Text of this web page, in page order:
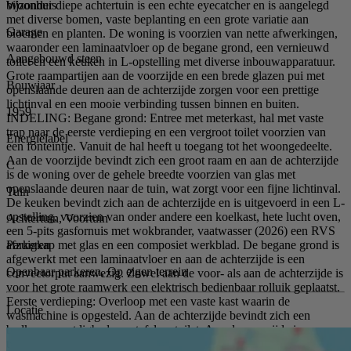
bijzonder diepe achtertuin is een echte eyecatcher en is aangelegd
met diverse bomen, vaste beplanting en een grote variatie aan
bloemen en planten. De woning is voorzien van nette afwerkingen,
waaronder een laminaatvloer op de begane grond, een vernieuwd
toilet en een keuken in L-opstelling met diverse inbouwapparatuur.
Grote raampartijen aan de voorzijde en een brede glazen pui met
openslaande deuren aan de achterzijde zorgen voor een prettige
lichtinval en een mooie verbinding tussen binnen en buiten.
INDELING: Begane grond: Entree met meterkast, hal met vaste
trap naar de eerste verdieping en een vergroot toilet voorzien van
een fonteintje. Vanuit de hal heeft u toegang tot het woongedeelte.
Aan de voorzijde bevindt zich een groot raam en aan de achterzijde
is de woning over de gehele breedte voorzien van glas met
openslaande deuren naar de tuin, wat zorgt voor een fijne lichtinval.
De keuken bevindt zich aan de achterzijde en is uitgevoerd in een L-
opstelling, voorzien van onder andere een koelkast, hete lucht oven,
een 5-pits gasfornuis met wokbrander, vaatwasser (2026) een RVS
afzuigkap met glas en een composiet werkblad. De begane grond is
afgewerkt met een laminaatvloer en aan de achterzijde is een
convectorput aanwezig. Zowel aan de voor- als aan de achterzijde is
voor het grote raamwerk een elektrisch bedienbaar rolluik geplaatst.
Eerste verdieping: Overloop met een vaste kast waarin de
wasmachine is opgesteld. Aan de achterzijde bevindt zich een
badkamer met ligbad, wastafel en toilet. Aan de voorzijde is een
Woonhuis
Garage
Aangebouwd steen
Bouwjaar
1959
Energielabel
C
Tuin
Achtertuin, Voortuin
Parkeren
Openbaar parkeren, Op eigen terrein
Locatie